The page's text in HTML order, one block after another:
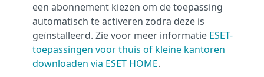
een abonnement kiezen om de toepassing
automatisch te activeren zodra deze is
geïnstalleerd. Zie voor meer informatie ESET-
toepassingen voor thuis of kleine kantoren
downloaden via ESET HOME.